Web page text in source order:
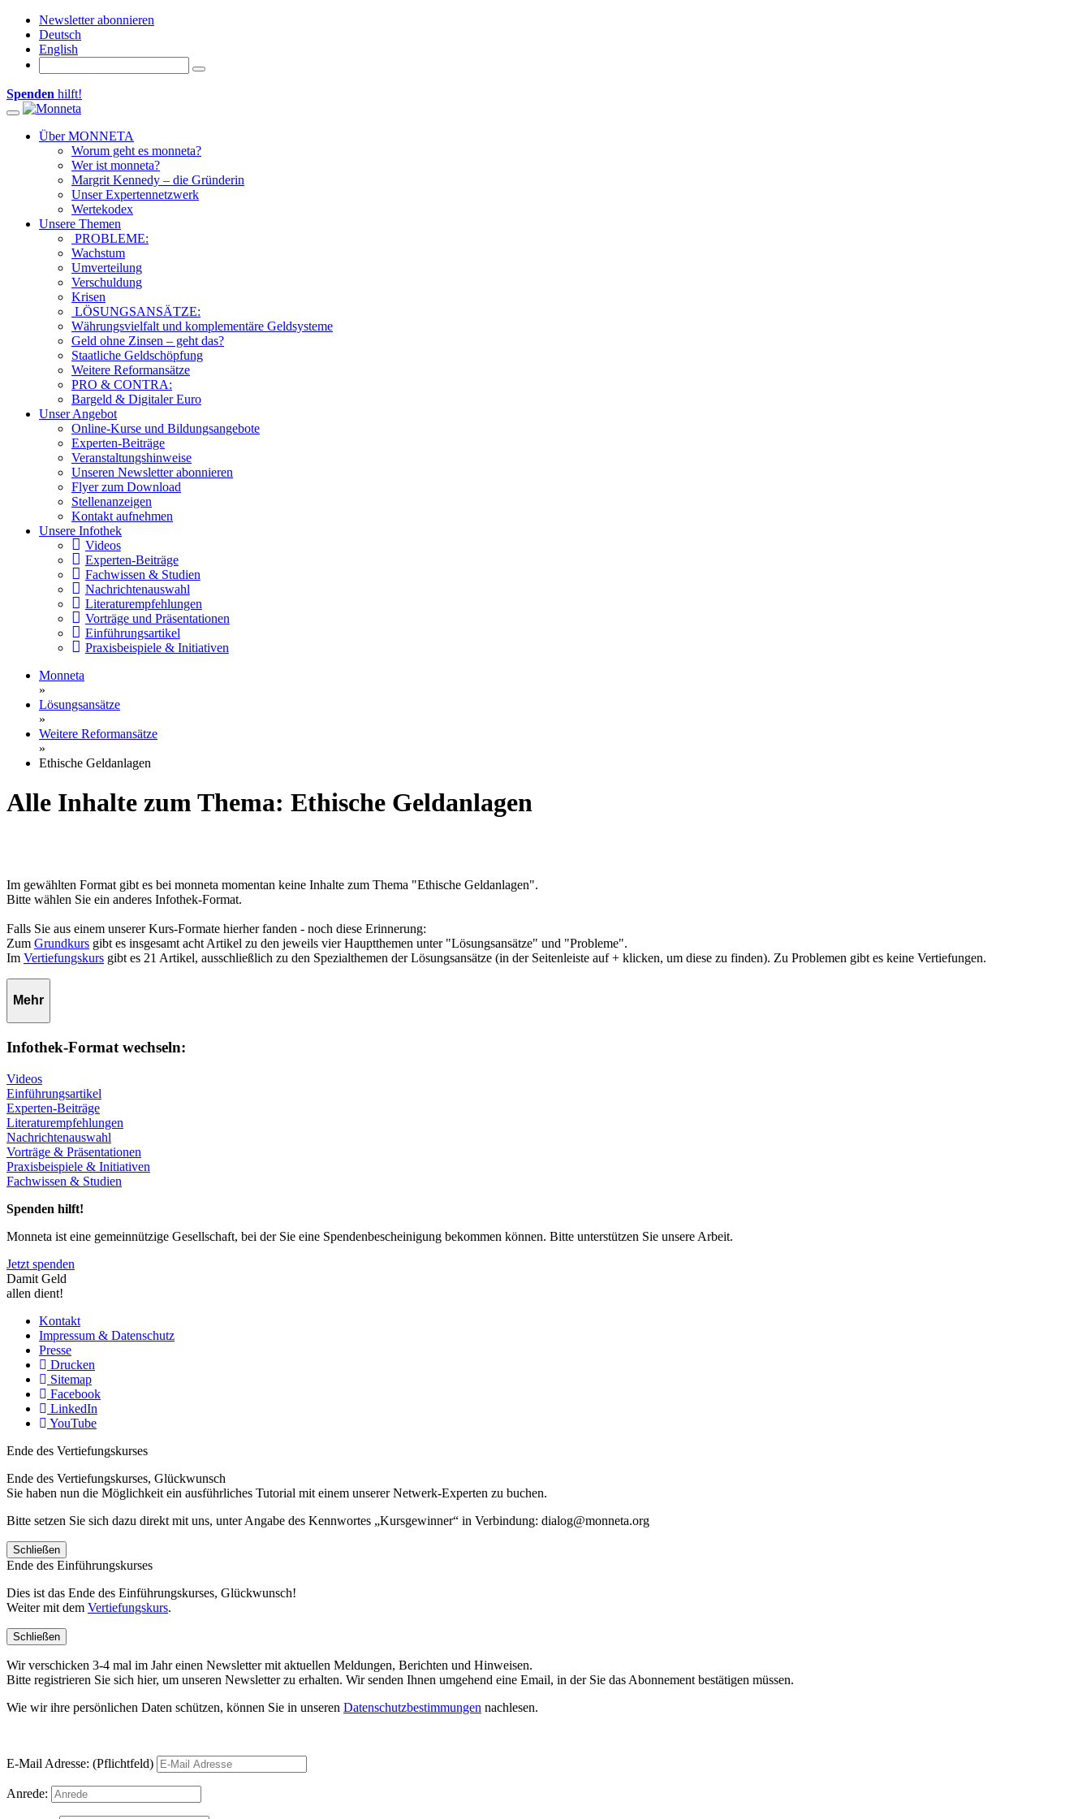
Newsletter abonnieren
Deutsch
English
Spenden hilft!
Toggle navigation
Über MONNETA
Worum geht es monneta?
Wer ist monneta?
Margrit Kennedy – die Gründerin
Unser Expertennetzwerk
Wertekodex
Unsere Themen
PROBLEME:
Wachstum
Umverteilung
Verschuldung
Krisen
LÖSUNGSANSÄTZE:
Währungsvielfalt und komplementäre Geldsysteme
Geld ohne Zinsen – geht das?
Staatliche Geldschöpfung
Weitere Reformansätze
PRO & CONTRA:
Bargeld & Digitaler Euro
Unser Angebot
Online-Kurse und Bildungsangebote
Experten-Beiträge
Veranstaltungshinweise
Unseren Newsletter abonnieren
Flyer zum Download
Stellenanzeigen
Kontakt aufnehmen
Unsere Infothek
Videos
Experten-Beiträge
Fachwissen & Studien
Nachrichtenauswahl
Literaturempfehlungen
Vorträge und Präsentationen
Einführungsartikel
Praxisbeispiele & Initiativen
Monneta
»
Lösungsansätze
»
Weitere Reformansätze
»
Ethische Geldanlagen
Alle Inhalte zum Thema: Ethische Geldanlagen
Im gewählten Format gibt es bei monneta momentan keine Inhalte zum Thema "Ethische Geldanlagen".
Bitte wählen Sie ein anderes Infothek-Format.
Falls Sie aus einem unserer Kurs-Formate hierher fanden - noch diese Erinnerung:
Zum Grundkurs gibt es insgesamt acht Artikel zu den jeweils vier Hauptthemen unter "Lösungsansätze" und "Probleme".
Im Vertiefungskurs gibt es 21 Artikel, ausschließlich zu den Spezialthemen der Lösungsansätze (in der Seitenleiste auf + klicken, um diese zu finden). Zu Problemen gibt es keine Vertiefungen.
Mehr
Infothek-Format wechseln:
Videos
Einführungsartikel
Experten-Beiträge
Literaturempfehlungen
Nachrichtenauswahl
Vorträge & Präsentationen
Praxisbeispiele & Initiativen
Fachwissen & Studien
Spenden hilft!
Monneta ist eine gemeinnützige Gesellschaft, bei der Sie eine Spendenbescheinigung bekommen können. Bitte unterstützen Sie unsere Arbeit.
Jetzt spenden
Damit Geld
allen dient!
Kontakt
Impressum & Datenschutz
Presse
Drucken
Sitemap
Facebook
LinkedIn
YouTube
Ende des Vertiefungskurses
Ende des Vertiefungskurses, Glückwunsch
Sie haben nun die Möglichkeit ein ausführliches Tutorial mit einem unserer Netwerk-Experten zu buchen.
Bitte setzen Sie sich dazu direkt mit uns, unter Angabe des Kennwortes „Kursgewinner“ in Verbindung: dialog@monneta.org
Schließen
Ende des Einführungskurses
Dies ist das Ende des Einführungskurses, Glückwunsch!
Weiter mit dem Vertiefungskurs.
Schließen
Wir verschicken 3-4 mal im Jahr einen Newsletter mit aktuellen Meldungen, Berichten und Hinweisen.
Bitte registrieren Sie sich hier, um unseren Newsletter zu erhalten. Wir senden Ihnen umgehend eine Email, in der Sie das Abonnement bestätigen müssen.
Wie wir ihre persönlichen Daten schützen, können Sie in unseren Datenschutzbestimmungen nachlesen.
E-Mail Adresse: (Pflichtfeld)
Anrede: